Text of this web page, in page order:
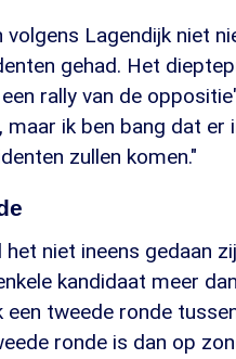
Lagendijk niet
gehad. Het
rally van de
ik ben bang dat er
zullen komen."
het niet ineens gedaan
kandidaat meer
een tweede ronde
ronde is dan op